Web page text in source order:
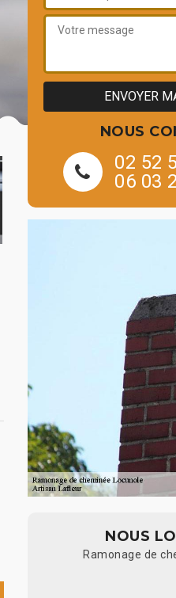
NOUS
02 52
06 03
NOUS
Ramonage de